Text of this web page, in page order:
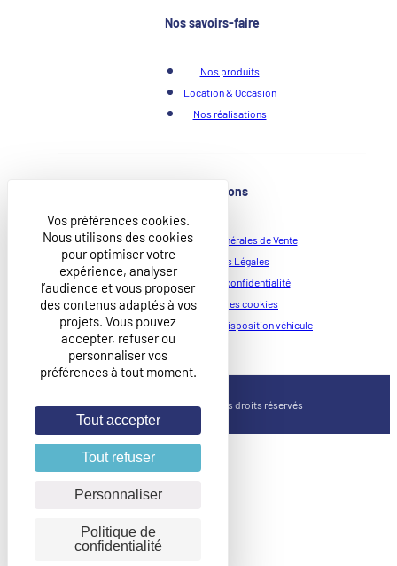
Vos préférences cookies.
Nous utilisons des cookies
pour optimiser votre
expérience, analyser
l’audience et vous proposer
des contenus adaptés à vos
projets. Vous pouvez
accepter, refuser ou
personnaliser vos
préférences à tout moment.
Tout accepter
Tout refuser
Personnaliser
Politique de
confidentialité
Nos savoirs-faire
Nos produits
Location & Occasion
Nos réalisations
Informations
Conditions Générales de Vente
Mentions Légales
Politique de confidentialité
Politique des cookies
Charte de mise à disposition véhicule
©2026 CIDI Groupe, Tous droits réservés